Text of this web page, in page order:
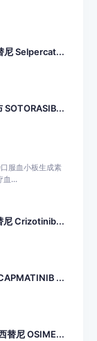
尼 Selpercat...
SOTORASIB...
服血小板生成素
血...
尼 Crizotinib...
...
替尼 OSIME...